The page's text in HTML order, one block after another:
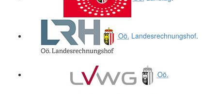
Oö. Landesrechnungshof.
Oö.